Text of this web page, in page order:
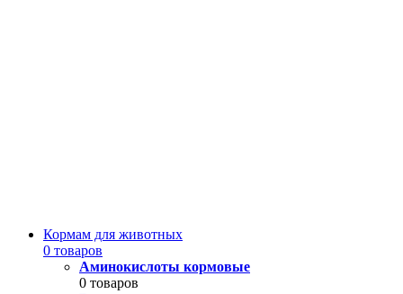
Кормам для животных
0 товаров
Аминокислоты кормовые
0 товаров